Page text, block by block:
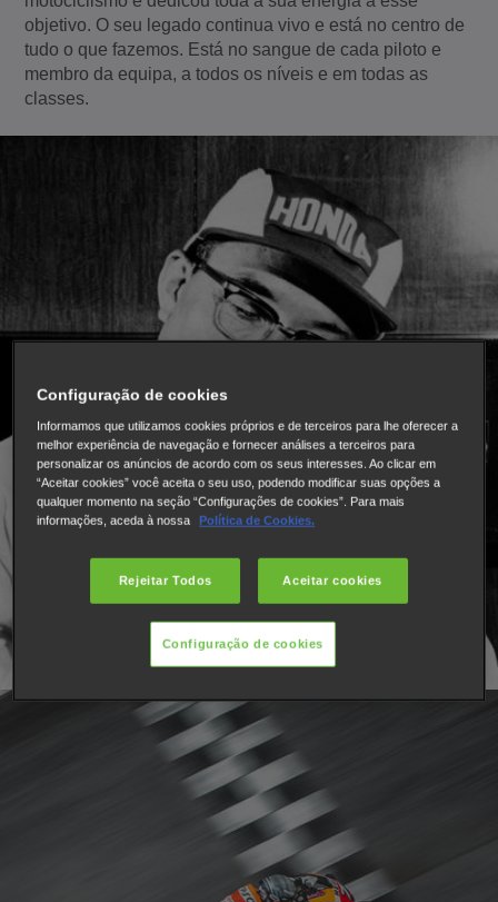
objetivo. O seu legado continua vivo e está no centro de
tudo o que fazemos. Está no sangue de cada piloto e
membro da equipa, a todos os níveis e em todas as
classes.
Configuração de cookies
Informamos que utilizamos cookies próprios e de terceiros para lhe oferecer a
melhor experiência de navegação e fornecer análises a terceiros para
personalizar os anúncios de acordo com os seus interesses. Ao clicar em
“Aceitar cookies” você aceita o seu uso, podendo modificar suas opções a
qualquer momento na seção “Configurações de cookies”. Para mais
informações, aceda à nossa
Política de Cookies.
Rejeitar Todos Aceitar cookies
Configuração de cookies